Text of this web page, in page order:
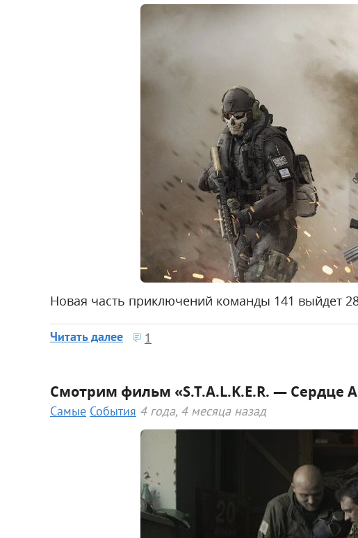
Новая часть приключений команды 141 выйдет
Читать далее 1
Смотрим фильм «S.T.A.L.K.E.R. — Сердце
Самые События 4 года, 4 месяца назад